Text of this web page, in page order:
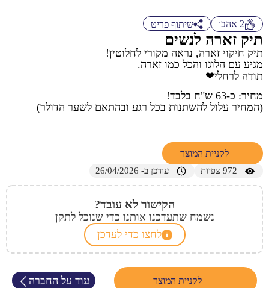
2 אהבו שיתוף פריט
תיק זארה לנשים
תיק חיקוי זארה, נראה מקורי לחלוטין!
מגיע עם הלוגו והכל כמו זארה.
תודה לרחלי❤
מחיר: כ-63 ש"ח בלבד!
(המחיר עלול להשתנות בכל רגע ובהתאם לשער הדולר)
לקניית המוצר
972 צפיות עודכן ב- 26/04/2026
הקישור לא עובד?
נשמח שתעדכנו אותנו כדי שנוכל לתקן
לחצו כדי לעדכן
לקניית המוצר עוד על החברה